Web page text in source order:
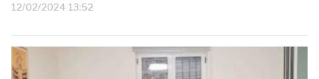
12/02/2024 13:52